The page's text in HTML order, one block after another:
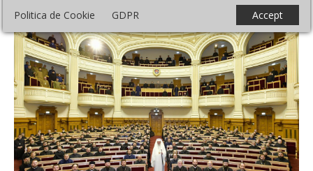
Politica de Cookie GDPR Accept